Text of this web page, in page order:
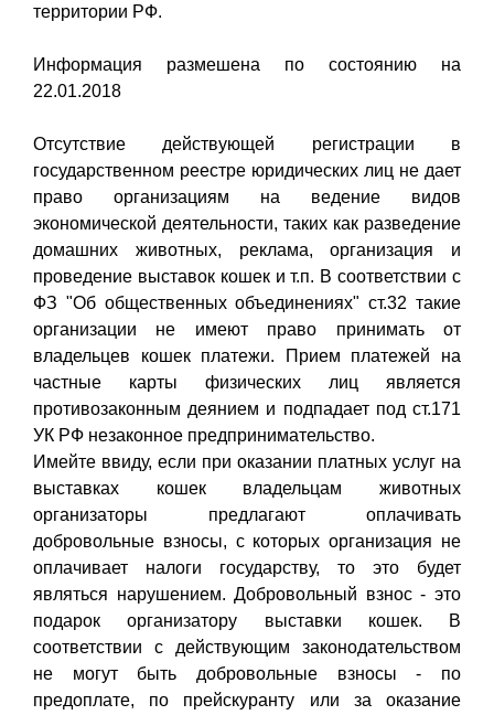
территории РФ.
Информация размешена по состоянию на
22.01.2018
Отсутствие действующей регистрации в
государственном реестре юридических лиц не дает
право организациям на ведение видов
экономической деятельности, таких как разведение
домашних животных, реклама, организация и
проведение выставок кошек и т.п. В соответствии с
ФЗ "Об общественных объединениях" ст.32 такие
организации не имеют право принимать от
владельцев кошек платежи. Прием платежей на
частные карты физических лиц является
противозаконным деянием и подпадает под ст.171
УК РФ незаконное предпринимательство.
Имейте ввиду, если при оказании платных услуг на
выставках кошек владельцам животных
организаторы предлагают оплачивать
добровольные взносы, с которых организация не
оплачивает налоги государству, то это будет
являться нарушением. Добровольный взнос - это
подарок организатору выставки кошек. В
соответствии с действующим законодательством
не могут быть добровольные взносы - по
предоплате, по прейскуранту или за оказание